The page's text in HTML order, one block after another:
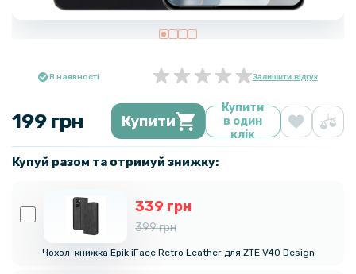
В наявності Залишити відгук
199 грн Купити
Купити
в один
клік
Купуй разом та отримуй знижку:
339 грн
399 грн
Чохол-книжка Epik iFace Retro Leather для ZTE V40 Design